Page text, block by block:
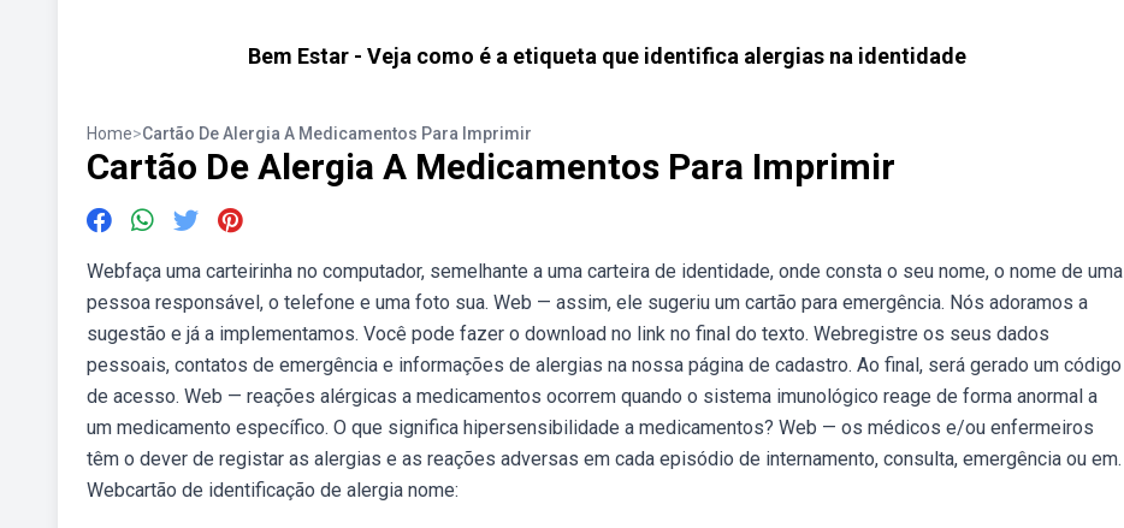
Bem Estar - Veja como é a etiqueta que identifica alergias na identidade
Home>Cartão De Alergia A Medicamentos Para Imprimir
Cartão De Alergia A Medicamentos Para Imprimir
Webfaça uma carteirinha no computador, semelhante a uma carteira de identidade, onde consta o seu nome, o nome de uma
pessoa responsável, o telefone e uma foto sua. Web — assim, ele sugeriu um cartão para emergência. Nós adoramos a
sugestão e já a implementamos. Você pode fazer o download no link no final do texto. Webregistre os seus dados
pessoais, contatos de emergência e informações de alergias na nossa página de cadastro. Ao final, será gerado um código
de acesso. Web — reações alérgicas a medicamentos ocorrem quando o sistema imunológico reage de forma anormal a
um medicamento específico. O que significa hipersensibilidade a medicamentos? Web — os médicos e/ou enfermeiros
têm o dever de registar as alergias e as reações adversas em cada episódio de internamento, consulta, emergência ou em.
Webcartão de identificação de alergia nome: